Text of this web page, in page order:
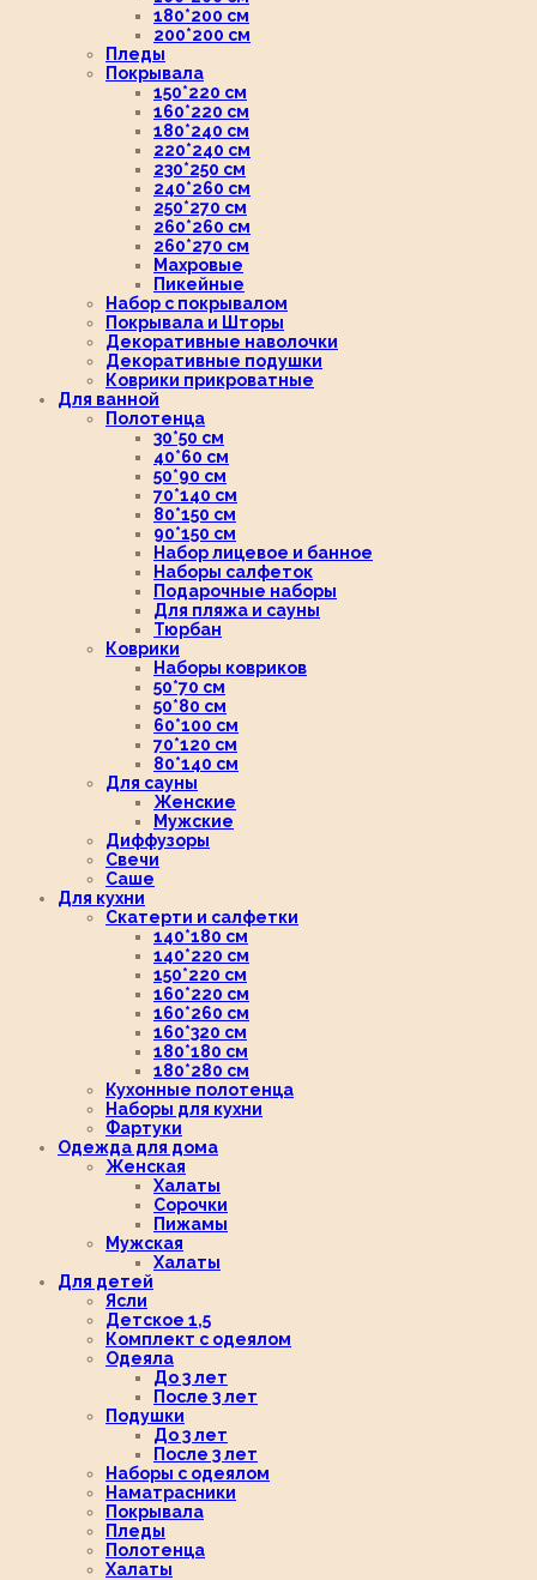
180*200 см
200*200 см
Пледы
Покрывала
150*220 см
160*220 см
180*240 см
220*240 см
230*250 см
240*260 см
250*270 см
260*260 см
260*270 см
Махровые
Пикейные
Набор с покрывалом
Покрывала и Шторы
Декоративные наволочки
Декоративные подушки
Коврики прикроватные
Для ванной
Полотенца
30*50 см
40*60 см
50*90 см
70*140 см
80*150 см
90*150 см
Набор лицевое и банное
Наборы салфеток
Подарочные наборы
Для пляжа и сауны
Тюрбан
Коврики
Наборы ковриков
50*70 см
50*80 см
60*100 см
70*120 см
80*140 см
Для сауны
Женские
Мужские
Диффузоры
Свечи
Саше
Для кухни
Скатерти и салфетки
140*180 см
140*220 см
150*220 см
160*220 см
160*260 см
160*320 см
180*180 см
180*280 см
Кухонные полотенца
Наборы для кухни
Фартуки
Одежда для дома
Женская
Халаты
Сорочки
Пижамы
Мужская
Халаты
Для детей
Ясли
Детское 1,5
Комплект с одеялом
Одеяла
До 3 лет
После 3 лет
Подушки
До 3 лет
После 3 лет
Наборы с одеялом
Наматрасники
Покрывала
Пледы
Полотенца
Халаты